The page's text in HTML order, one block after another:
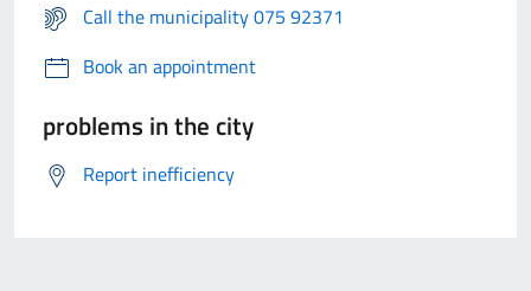
Call the municipality 075 92371
Book an appointment
problems in the city
Report inefficiency